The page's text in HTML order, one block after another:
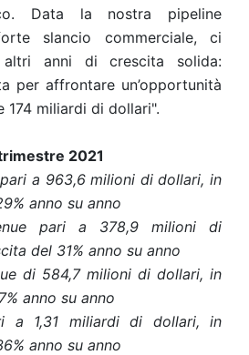
Data la nostra pipeline
slancio commerciale, ci
altri anni di crescita solida:
per affrontare un’opportunità
174 miliardi di dollari".
2021
a 963,6 milioni di dollari, in
anno su anno
pari a 378,9 milioni di
del 31% anno su anno
di 584,7 milioni di dollari, in
anno su anno
a 1,31 miliardi di dollari, in
anno su anno